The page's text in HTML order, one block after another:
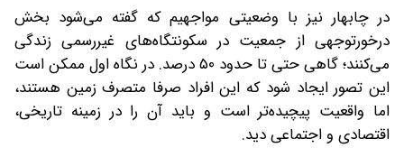
در چابهار نیز با وضعیتی مواجهیم که گفته می‌شود بخش
درخورتوجهی از جمعیت در سکونتگاه‌های غیررسمی زندگی
می‌کنند؛ گاهی حتی تا حدود ۵۰ درصد. در نگاه اول ممکن است
این تصور ایجاد شود که این افراد صرفا متصرف زمین هستند،
اما واقعیت پیچیده‌تر است و باید آن را در زمینه تاریخی،
اقتصادی و اجتماعی دید.